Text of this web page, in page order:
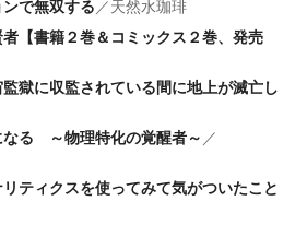
で無双する／天然水珈琲
【書籍２巻＆コミックス２巻、発売
獄に収監されている間に地上が滅亡し
なる ～物理特化の覚醒者～ ／
ティクスを使ってみて気がついたこと